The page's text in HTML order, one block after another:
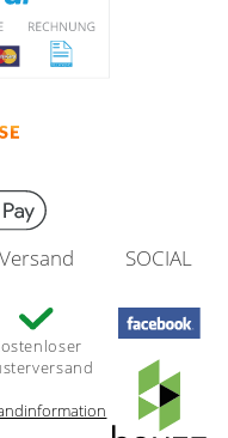
Versand SOCIAL